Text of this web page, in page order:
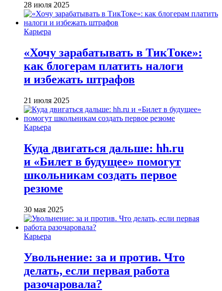
28 июля 2025
Карьера
«Хочу зарабатывать в ТикТоке»:
как блогерам платить налоги
и избежать штрафов
21 июля 2025
Карьера
Куда двигаться дальше: hh.ru
и «Билет в будущее» помогут
школьникам создать первое
резюме
30 мая 2025
Карьера
Увольнение: за и против. Что
делать, если первая работа
разочаровала?